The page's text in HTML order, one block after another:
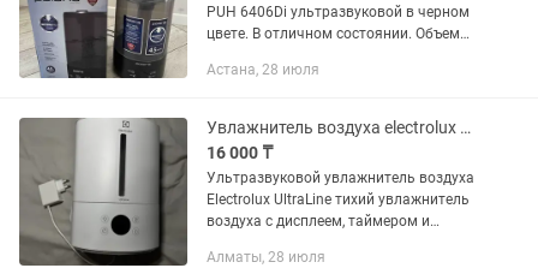
PUH 6406Di ультразвуковой в черном
цвете. В отличном состоянии. Объем
пара. Таймер до 8 часов
Астана, 28 июля
Увлажнитель воздуха electrolux Ultraline
16 000 ₸
Ультразвуковой увлажнитель воздуха
Electrolux UltraLine тихий увлажнитель
воздуха с дисплеем, таймером и
воздуха, оригинальный адаптер
Алматы, 28 июля